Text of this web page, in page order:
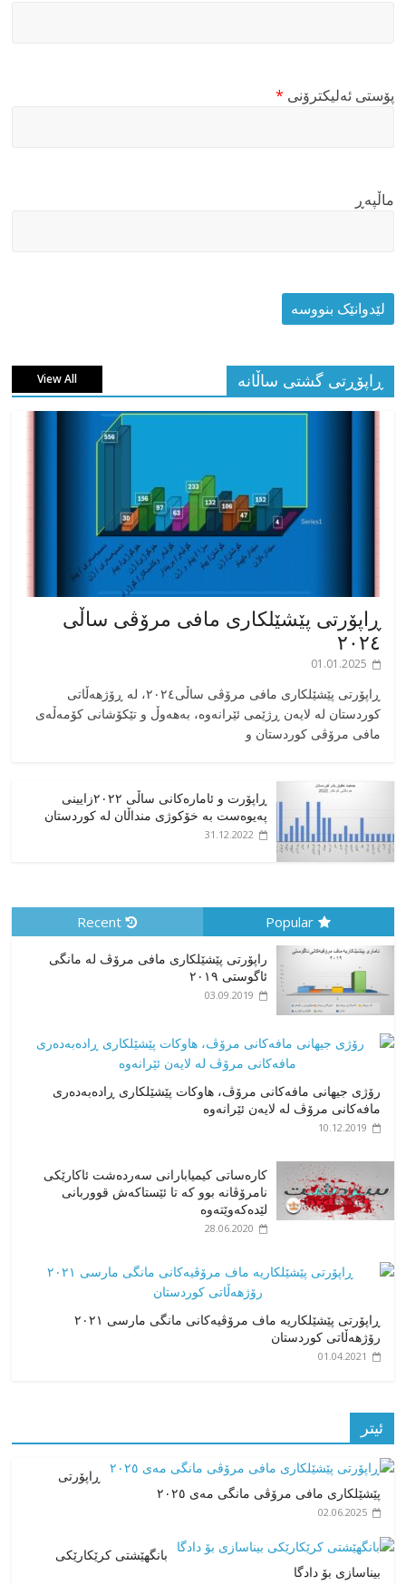
پۆستی ئەلیکترۆنی *
ماڵپه‌ڕ
ڕاپۆڕتی گشتی ساڵانه View All
ڕاپۆرتی پێشێلکاری مافی مرۆڤی ساڵی
٢٠٢٤
01.01.2025
‎ڕاپۆرتی پێشێلکاری مافی مرۆڤی ساڵی٢٠٢٤، له ڕۆژهەڵاتی
کوردستان له لایەن ڕژێمی ئێرانەوە، بە‎هەوڵ و تێکۆشانی کۆمەڵەی
مافی مرۆڤی کوردستان و
ڕاپۆرت و ئامارەکانی ساڵی ٢٠٢٢زایینی
پەیوەست بە خۆکوژی منداڵان لە کوردستان
31.12.2022
Popular
Recent
راپۆرتی پێشێلكاری مافی مرۆڤ له‌ مانگی
ئاگوستی ٢٠١٩
03.09.2019
رۆژی جیهانی مافەکانی مرۆڤ، هاوکات پێشێلکاری ڕادەبەدەری
مافەکانی مرۆڤ لە لایەن ئێرانەوە
10.12.2019
کارەساتی کیمیابارانی سەردەشت ئاکارێکی
نامرۆڤانە بوو کە تا ئێستاکەش قووربانی
لێدەکەوێتەوە
28.06.2020
ڕاپۆرتی پێشێلکاریە ماف مرۆڤیەکانی مانگی مارسی ٢٠٢١
رۆژهەڵاتی کوردستان
01.04.2021
ئیتر
ڕاپۆرتی
پێشێلکاری مافی مرۆڤی مانگی مەی ۲۰۲٥
02.06.2025
بانگهێشتی کرێکارێکی
بیناسازی بۆ دادگا